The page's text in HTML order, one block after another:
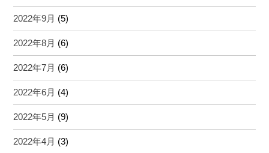
2022年9月 (5)
2022年8月 (6)
2022年7月 (6)
2022年6月 (4)
2022年5月 (9)
2022年4月 (3)